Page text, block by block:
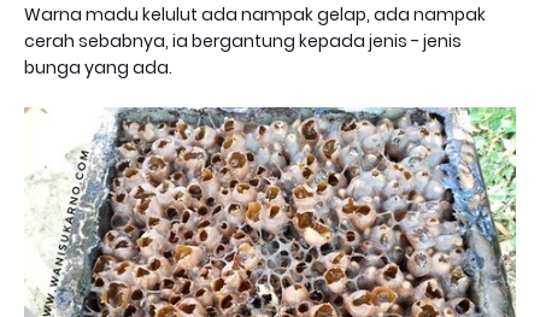
Warna madu kelulut ada nampak gelap, ada nampak
cerah sebabnya, ia bergantung kepada jenis - jenis
bunga yang ada.